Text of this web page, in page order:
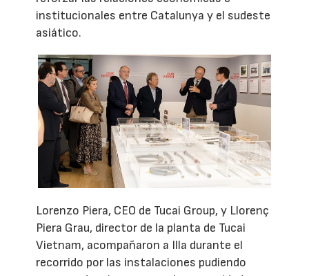
institucionales entre Catalunya y el sudeste
asiático.
Lorenzo Piera, CEO de Tucai Group, y Llorenç
Piera Grau, director de la planta de Tucai
Vietnam, acompañaron a Illa durante el
recorrido por las instalaciones pudiendo